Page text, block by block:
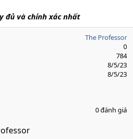
đủ và chính xác nhất
The Professor
0
784
8/5/23
8/5/23
0 đánh giá